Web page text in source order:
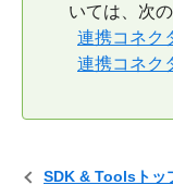
SDK & Toolsトッ
いては、次
連携コネク
連携コネク